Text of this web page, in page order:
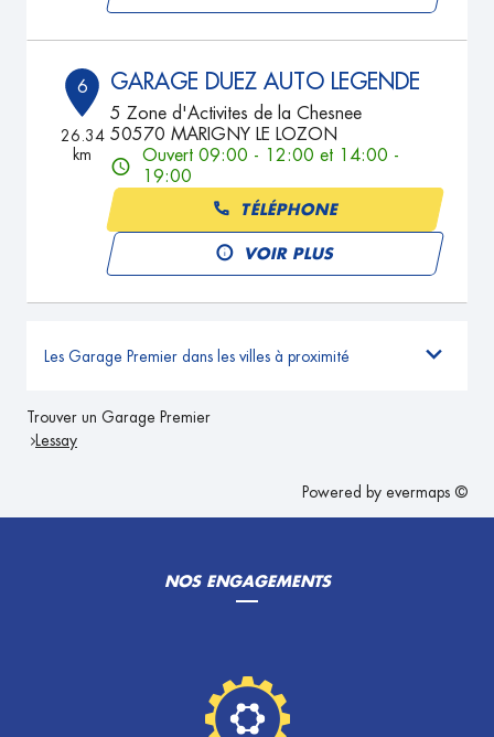
6
26.34
km
GARAGE DUEZ AUTO LEGENDE
5 Zone d'Activites de la Chesnee
50570 MARIGNY LE LOZON
Ouvert 09:00 - 12:00 et 14:00 -
19:00
TÉLÉPHONE
VOIR PLUS
Les Garage Premier dans les villes à proximité
Trouver un Garage Premier
Lessay
Powered by evermaps ©
NOS ENGAGEMENTS